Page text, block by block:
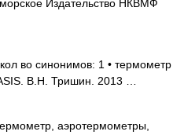
Издательство НКВМФ
во синонимов: 1 • термометр
В.Н. Тришин. 2013 …
аэротермометры,